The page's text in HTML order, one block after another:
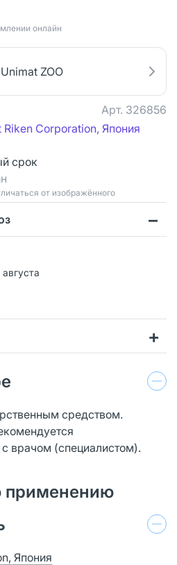
онлайн
ZOO
Арт. 326856
Riken Corporation, Япония
срок
от изображённого
августа
средством.
врачом (специалистом).
применению
Япония